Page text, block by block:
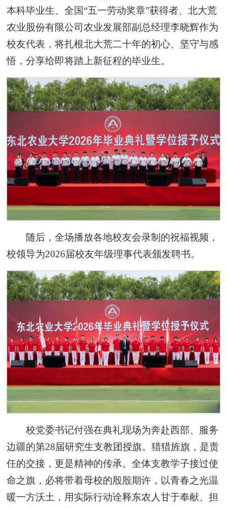
本科毕业生、全国“五一劳动奖章”获得者、北大荒
农业股份有限公司农业发展部副总经理李晓辉作为
校友代表，将扎根北大荒二十年的初心、坚守与感
悟，分享给即将踏上新征程的毕业生。
随后，全场播放各地校友会录制的祝福视频，
校领导为2026届校友年级理事代表颁发聘书。
校党委书记付强在典礼现场为奔赴西部、服务
边疆的第28届研究生支教团授旗。猎猎旌旗，是责
任的交接，更是精神的传承。全体支教学子接过使
命之旗，必将带着母校的殷殷期许，以青春之光温
暖一方沃土，用实际行动诠释东农人甘于奉献、担